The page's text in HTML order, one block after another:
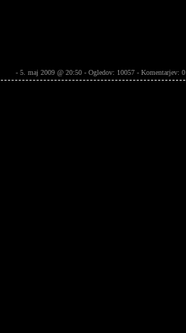
- 5. maj 2009 @ 20:50 - Ogledov: 10057 - Komentarjev: 0